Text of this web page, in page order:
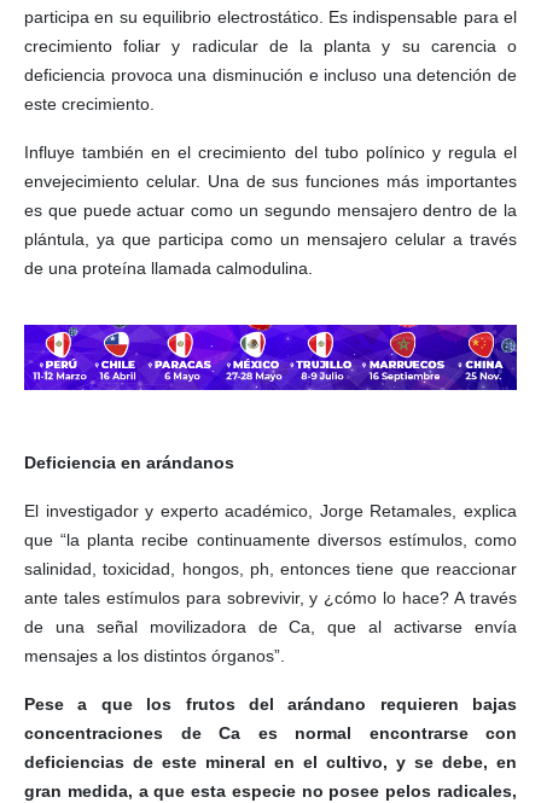
participa en su equilibrio electrostático. Es indispensable para el
crecimiento foliar y radicular de la planta y su carencia o
deficiencia provoca una disminución e incluso una detención de
este crecimiento.
Influye también en el crecimiento del tubo polínico y regula el
envejecimiento celular. Una de sus funciones más importantes
es que puede actuar como un segundo mensajero dentro de la
plántula, ya que participa como un mensajero celular a través
de una proteína llamada calmodulina.
Deficiencia en arándanos
El investigador y experto académico, Jorge Retamales, explica
que “la planta recibe continuamente diversos estímulos, como
salinidad, toxicidad, hongos, ph, entonces tiene que reaccionar
ante tales estímulos para sobrevivir, y ¿cómo lo hace? A través
de una señal movilizadora de Ca, que al activarse envía
mensajes a los distintos órganos”.
Pese a que los frutos del arándano requieren bajas
concentraciones de Ca es normal encontrarse con
deficiencias de este mineral en el cultivo, y se debe, en
gran medida, a que esta especie no posee pelos radicales,